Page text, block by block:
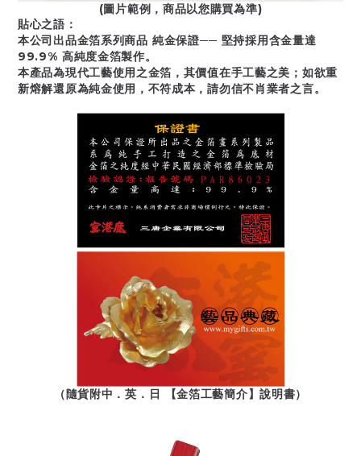
(圖片範例，商品以您購買為準)
貼心之語：
本公司出品金箔系列商品 純金保證── 堅持採用含金量達
99.9% 高純度金箔製作。
本產品為現代工藝使用之金箔，其價值在手工藝之美；如欲重
新熔解還原為純金使用，不符成本，請勿信不肖業者之言。
（隨貨附中．英．日 【金箔工藝簡介】說明書）